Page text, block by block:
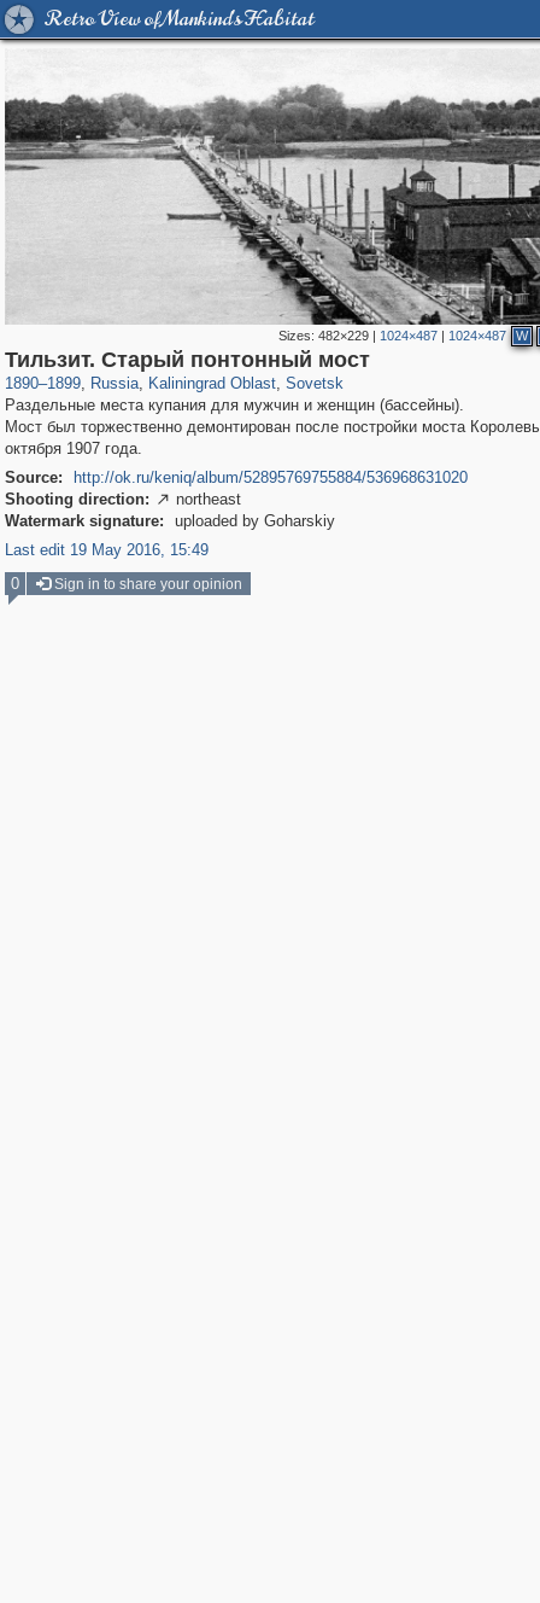
Retro View of Mankind's Habitat
Sizes: 482×229| 1024×487| 1024×487 W
Тильзит. Старый понтонный мост
1890–1899, Russia
1,406,161 29,243
, Kaliningrad Oblast
26,071 144
, Sovetsk
1,329 2
Раздельные места купания для мужчин и женщин (бассейны).
Мост был торжественно демонтирован после постройки моста
октября 1907 года.
Source:
http://ok.ru/keniq/album/52895769755884/536968631020
Shooting direction:  northeast
Watermark signature:
uploaded by Goharskiy
Last edit 19 May 2016, 15:49
0
Sign in to share your opinion